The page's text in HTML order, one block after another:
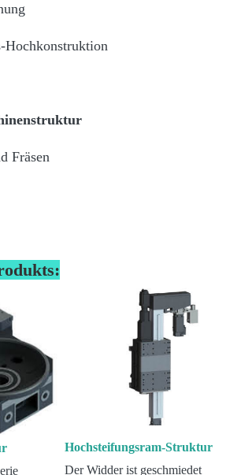
Hochkonstruktion
Fräsen
Hochsteifungsram-Struktur
Der Widder ist geschmiedet